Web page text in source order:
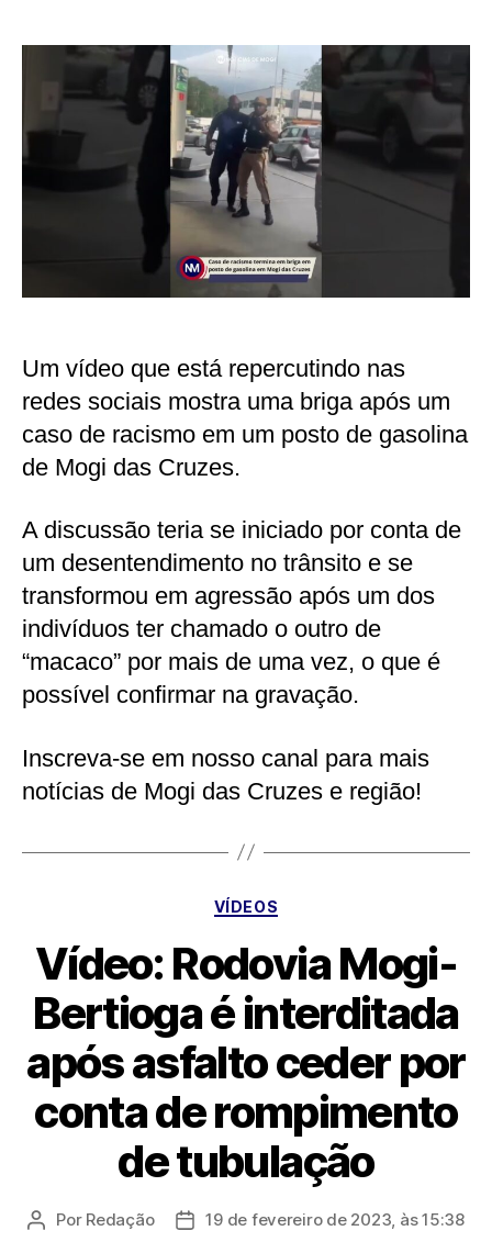
Um vídeo que está repercutindo nas
redes sociais mostra uma briga após um
caso de racismo em um posto de gasolina
de Mogi das Cruzes.
A discussão teria se iniciado por conta de
um desentendimento no trânsito e se
transformou em agressão após um dos
indivíduos ter chamado o outro de
“macaco” por mais de uma vez, o que é
possível confirmar na gravação.
Inscreva-se em nosso canal para mais
notícias de Mogi das Cruzes e região!
Categorias
VÍDEOS
Vídeo: Rodovia Mogi-
Bertioga é interditada
após asfalto ceder por
conta de rompimento
de tubulação
Autor
Por Redação
Data19 de fevereiro de 2023, às 15:38